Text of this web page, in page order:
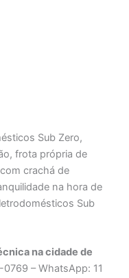
Sub Zero,
frota própria de
crachá de
na hora de
Sub
na cidade de
– WhatsApp: 11